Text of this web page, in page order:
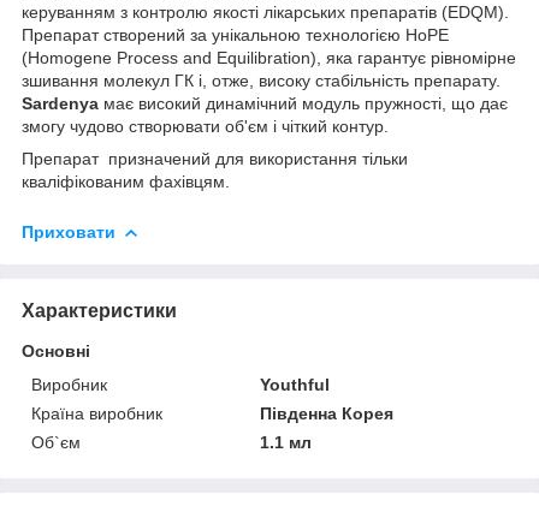
керуванням з контролю якості лікарських препаратів (EDQM).
Препарат створений за унікальною технологією HoPE
(Homogene Process and Equilibration), яка гарантує рівномірне
зшивання молекул ГК і, отже, високу стабільність препарату.
Sardenya має високий динамічний модуль пружності, що дає
змогу чудово створювати об'єм і чіткий контур.
Препарат призначений для використання тільки
кваліфікованим фахівцям.
Приховати
Характеристики
Основні
Виробник
Youthful
Країна виробник
Південна Корея
Об`єм
1.1 мл